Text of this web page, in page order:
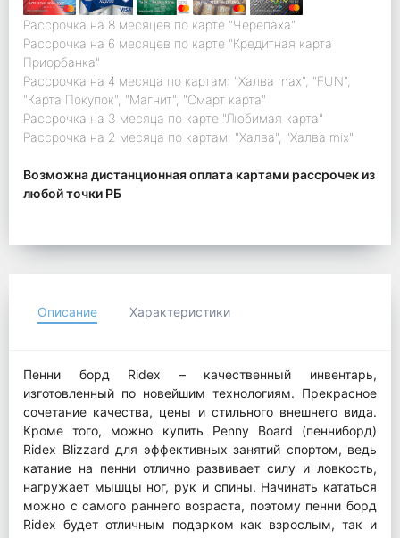
Рассрочка на 8 месяцев по карте "Черепаха"
Рассрочка на 6 месяцев по карте "Кредитная карта
Приорбанка"
Рассрочка на 4 месяца по картам: "Халва max", "FUN",
"Карта Покупок", "Магнит", "Смарт карта"
Рассрочка на 3 месяца по карте "Любимая карта"
Рассрочка на 2 месяца по картам: "Халва", "Халва mix"
Возможна дистанционная оплата картами рассрочек из
любой точки РБ
Описание Характеристики
Пенни борд Ridex – качественный инвентарь,
изготовленный по новейшим технологиям. Прекрасное
сочетание качества, цены и стильного внешнего вида.
Кроме того, можно купить Penny Board (пенниборд)
Ridex Blizzard для эффективных занятий спортом, ведь
катание на пенни отлично развивает силу и ловкость,
нагружает мышцы ног, рук и спины. Начинать кататься
можно с самого раннего возраста, поэтому пенни борд
Ridex будет отличным подарком как взрослым, так и